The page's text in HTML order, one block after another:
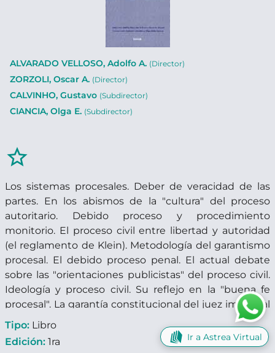
ALVARADO VELLOSO, Adolfo A. (Director)
ZORZOLI, Oscar A. (Director)
CALVINHO, Gustavo (Subdirector)
CIANCIA, Olga E. (Subdirector)
star_border
Los sistemas procesales. Deber de veracidad de las
partes. En los abismos de la "cultura" del proceso
autoritario. Debido proceso y procedimiento
monitorio. El proceso civil entre libertad y autoridad
(el reglamento de Klein). Metodología del garantismo
procesal. El debido proceso penal. El actual debate
sobre las "orientaciones publicistas" del proceso civil.
Ideología y proceso civil. Su reflejo en la "buena fe
procesal". La garantía constitucional del juez imparcial
en materia penal.
Tipo: Libro
Edición: 1ra
Ir a Astrea Virtual